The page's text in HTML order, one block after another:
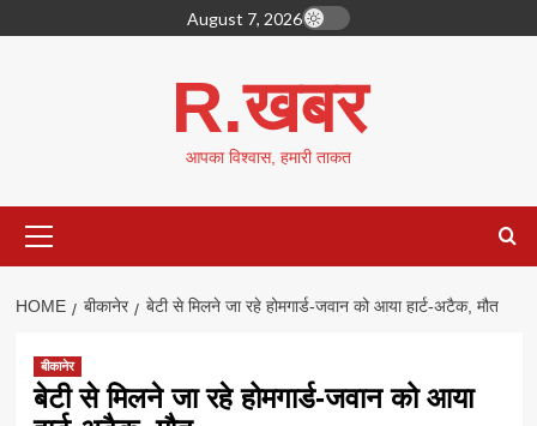
to
August 7, 2026
R.खबर
आपका विश्वास, हमारी ताकत
Menu
HOME बीकानेर बेटी से मिलने जा रहे होमगार्ड-जवान को आया हार्ट-अटैक, मौत
बीकानेर
बेटी से मिलने जा रहे होमगार्ड-जवान को आया